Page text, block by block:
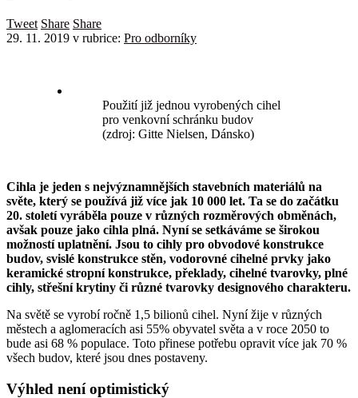
Tweet Share Share
29. 11. 2019 v rubrice: Pro odborníky
Použití již jednou vyrobených cihel
pro venkovní schránku budov
(zdroj: Gitte Nielsen, Dánsko)
Cihla je jeden s nejvýznamnějších stavebních materiálů na
světe, který se používá již více jak 10 000 let. Ta se do začátku
20. století vyráběla pouze v různých rozměrových obměnách,
avšak pouze jako cihla plná. Nyní se setkáváme se širokou
možností uplatnění. Jsou to cihly pro obvodové konstrukce
budov, svislé konstrukce stěn, vodorovné cihelné prvky jako
keramické stropní konstrukce, překlady, cihelné tvarovky, plné
cihly, střešní krytiny či různé tvarovky designového charakteru.
Na světě se vyrobí ročně 1,5 bilionů cihel. Nyní žije v různých
městech a aglomeracích asi 55% obyvatel světa a v roce 2050 to
bude asi 68 % populace. Toto přinese potřebu opravit více jak 70 %
všech budov, které jsou dnes postaveny.
Výhled není optimistický